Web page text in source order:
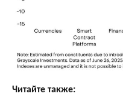
Читайте также: